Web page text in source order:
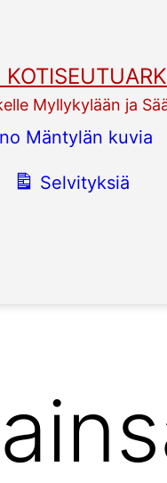
Myllykylään ja
Mäntylän kuvia
Selvityksiä